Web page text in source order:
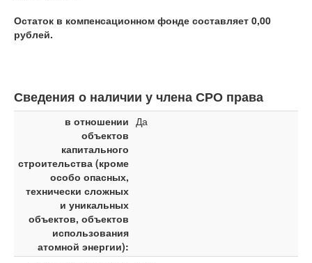
Остаток в компенсационном фонде составляет 0,00
рублей.
Сведения о наличии у члена СРО права
в отношении
объектов
капитального
строительства (кроме
особо опасных,
технически сложных
и уникальных
объектов, объектов
использования
атомной энергии):
Да